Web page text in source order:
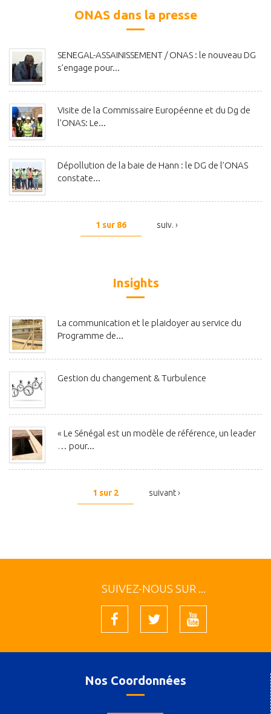
ONAS dans la presse
SENEGAL-ASSAINISSEMENT / ONAS : le nouveau DG
s’engage pour...
Visite de la Commissaire Européenne et du Dg de
l’ONAS: Le...
Dépollution de la baie de Hann : le DG de l’ONAS
constate...
1 sur 86 suiv. ›
Insights
La communication et le plaidoyer au service du
Programme de...
Gestion du changement & Turbulence
« Le Sénégal est un modèle de référence, un leader
… pour...
1 sur 2 suivant ›
SUIVEZ-NOUS SUR ...
Nos Coordonnées